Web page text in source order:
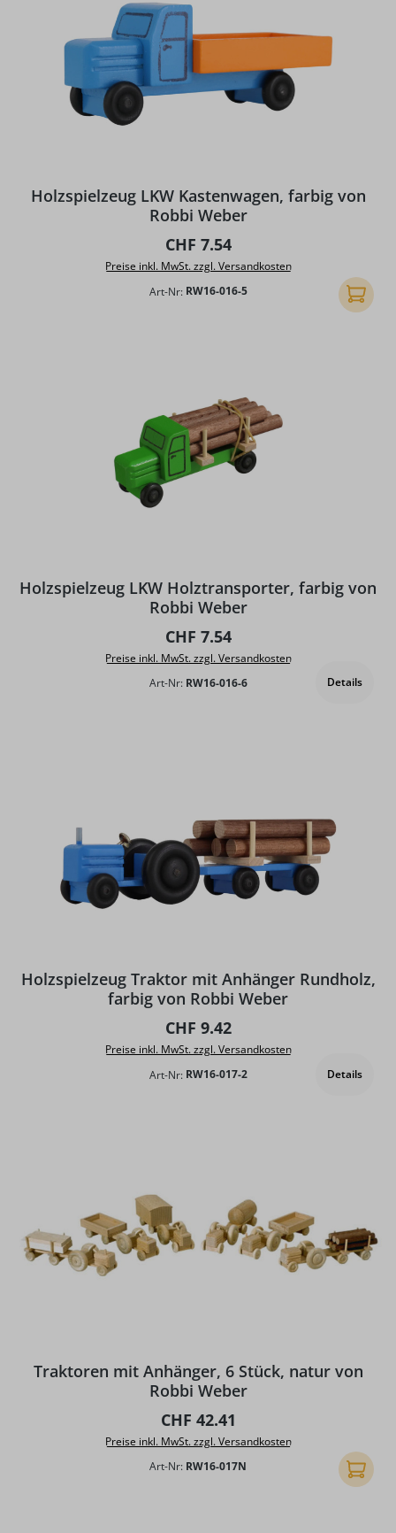
Holzspielzeug LKW Kastenwagen, farbig von
Robbi Weber
Regulärer Preis:
CHF 7.54
Preise inkl. MwSt. zzgl. Versandkosten
Art-Nr: RW16-016-5 In den
Holzspielzeug LKW Holztransporter, farbig von
Robbi Weber
Regulärer Preis:
CHF 7.54
Preise inkl. MwSt. zzgl. Versandkosten
Art-Nr: RW16-016-6 Details
Holzspielzeug Traktor mit Anhänger Rundholz,
farbig von Robbi Weber
Regulärer Preis:
CHF 9.42
Preise inkl. MwSt. zzgl. Versandkosten
Art-Nr: RW16-017-2 Details
Traktoren mit Anhänger, 6 Stück, natur von
Robbi Weber
Regulärer Preis:
CHF 42.41
Preise inkl. MwSt. zzgl. Versandkosten
Art-Nr: RW16-017N In den